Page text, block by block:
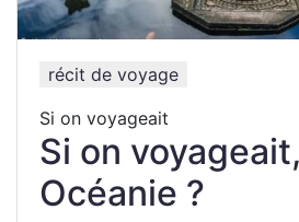
récit de voyage
Si on voyageait
Si on
Océanie ?